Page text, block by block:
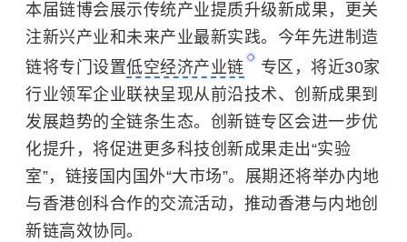
本届链博会展示传统产业提质升级新成果，更关
注新兴产业和未来产业最新实践。今年先进制造
链将专门设置低空经济产业链
专区，将近30家
行业领军企业联袂呈现从前沿技术、创新成果到
发展趋势的全链条生态。创新链专区会进一步优
化提升，将促进更多科技创新成果走出“实验
室”，链接国内国外“大市场”。展期还将举办内地
与香港创科合作的交流活动，推动香港与内地创
新链高效协同。